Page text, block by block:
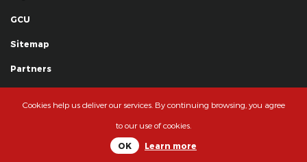
GCU
Sitemap
Partners
© La Grande Famille des Clowns - 2018
Cookies help us deliver our services. By continuing browsing, you agree
to our use of cookies.
OK Learn more